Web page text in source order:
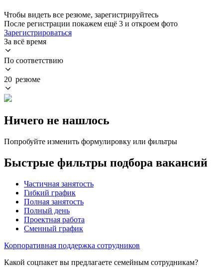
Чтобы видеть все резюме, зарегистрируйтесь
После регистрации покажем ещё 3 и откроем фото
Зарегистрироваться
За всё время
По соответствию
20 резюме
Ничего не нашлось
Попробуйте изменить формулировку или фильтры
Быстрые фильтры подбора вакансий
Частичная занятость
Гибкий график
Полная занятость
Полный день
Проектная работа
Сменный график
Корпоративная поддержка сотрудников
Какой соцпакет вы предлагаете семейным сотрудникам?